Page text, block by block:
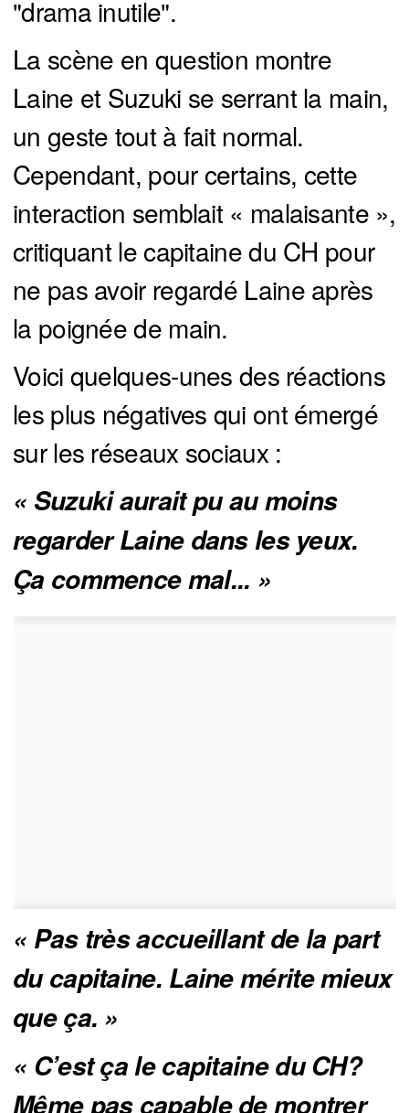
"drama inutile".
La scène en question montre
Laine et Suzuki se serrant la main,
un geste tout à fait normal.
Cependant, pour certains, cette
interaction semblait « malaisante »,
critiquant le capitaine du CH pour
ne pas avoir regardé Laine après
la poignée de main.
Voici quelques-unes des réactions
les plus négatives qui ont émergé
sur les réseaux sociaux :
« Suzuki aurait pu au moins
regarder Laine dans les yeux.
Ça commence mal... »
« Pas très accueillant de la part
du capitaine. Laine mérite mieux
que ça. »
« C’est ça le capitaine du CH?
Même pas capable de montrer